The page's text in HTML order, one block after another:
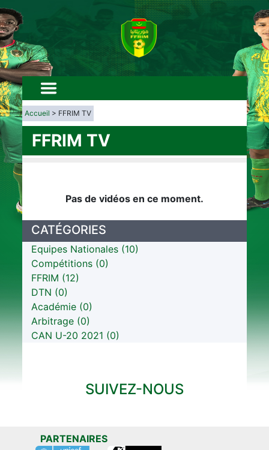
Accueil > FFRIM TV
FFRIM TV
Pas de vidéos en ce moment.
CATÉGORIES
Equipes Nationales (10)
Compétitions (0)
FFRIM (12)
DTN (0)
Académie (0)
Arbitrage (0)
CAN U-20 2021 (0)
SUIVEZ-NOUS
PARTENAIRES